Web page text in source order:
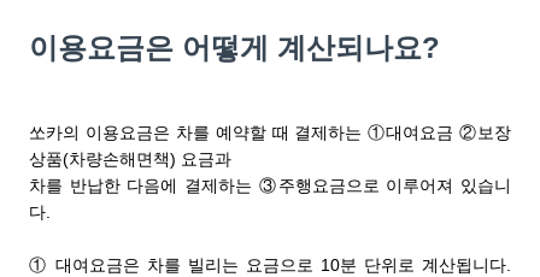
이용요금은 어떻게 계산되나요?
쏘카의 이용요금은 차를 예약할 때 결제하는 ①대여요금 ②보장
상품(차량손해면책) 요금과
차를 반납한 다음에 결제하는 ③주행요금으로 이루어져 있습니
다.
① 대여요금은 차를 빌리는 요금으로 10분 단위로 계산됩니다.